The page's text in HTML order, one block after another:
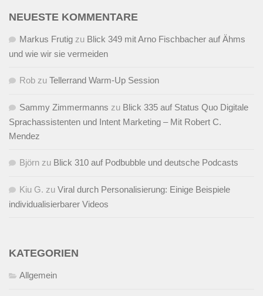
NEUESTE KOMMENTARE
Markus Frutig zu Blick 349 mit Arno Fischbacher auf Ähms
und wie wir sie vermeiden
Rob zu Tellerrand Warm-Up Session
Sammy Zimmermanns zu Blick 335 auf Status Quo Digitale
Sprachassistenten und Intent Marketing – Mit Robert C.
Mendez
Björn zu Blick 310 auf Podbubble und deutsche Podcasts
Kiu G. zu Viral durch Personalisierung: Einige Beispiele
individualisierbarer Videos
KATEGORIEN
Allgemein